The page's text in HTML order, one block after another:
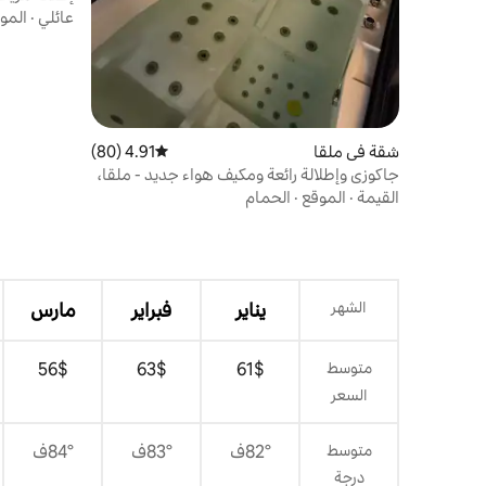
شقة في ملقا متوسط التقييم 4.91 من 5، 80 مراجعات
4.91 (80)
جاكوزي وإطلالة رائعة ومكيف هواء جديد - ملقا،
تتسع لـ 5 أشخاص
القيمة · الموقع · الحمام
ريزيدنس
عائلي ·
الشهر يناير فبراير مارس
متوسط
السعر
$‏61
$‏63
$‏56
متوسط
درجة
82°ف 83°ف 84°ف